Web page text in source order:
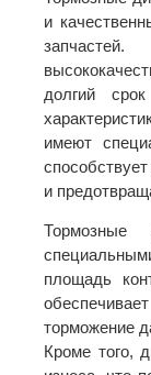
и
долгий
имеют
и
площадь
торможение
Кроме того,